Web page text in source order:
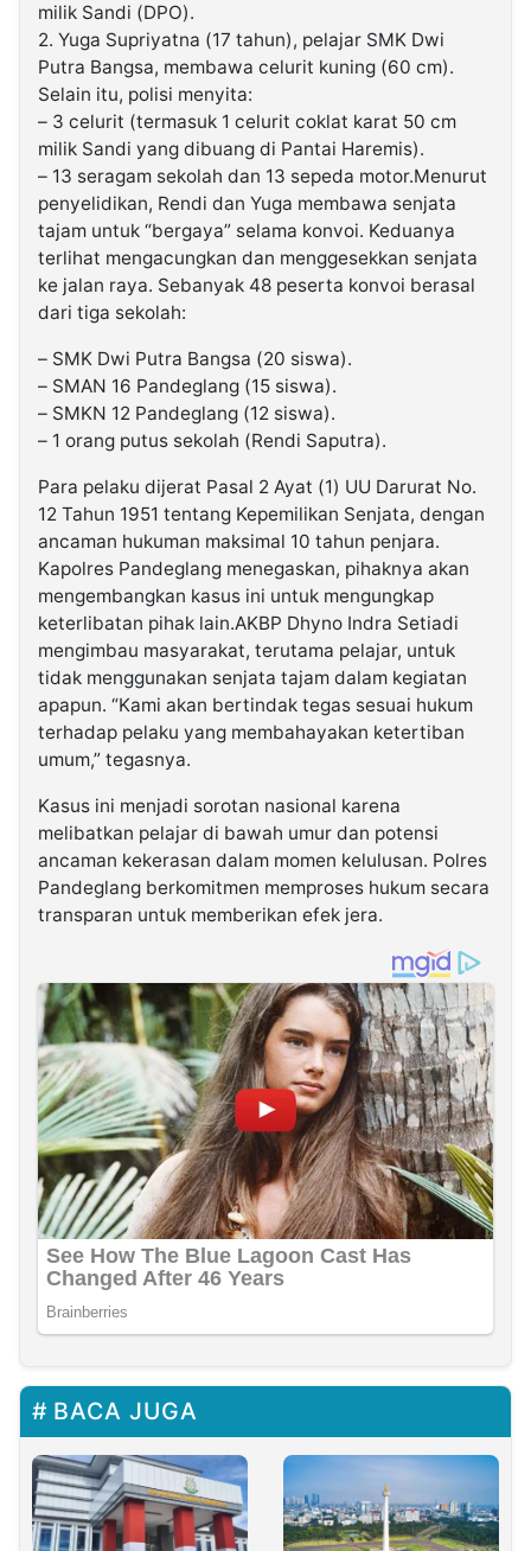
milik Sandi (DPO).
2. Yuga Supriyatna (17 tahun), pelajar SMK Dwi
Putra Bangsa, membawa celurit kuning (60 cm).
Selain itu, polisi menyita:
– 3 celurit (termasuk 1 celurit coklat karat 50 cm
milik Sandi yang dibuang di Pantai Haremis).
– 13 seragam sekolah dan 13 sepeda motor.Menurut
penyelidikan, Rendi dan Yuga membawa senjata
tajam untuk “bergaya” selama konvoi. Keduanya
terlihat mengacungkan dan menggesekkan senjata
ke jalan raya. Sebanyak 48 peserta konvoi berasal
dari tiga sekolah:
– SMK Dwi Putra Bangsa (20 siswa).
– SMAN 16 Pandeglang (15 siswa).
– SMKN 12 Pandeglang (12 siswa).
– 1 orang putus sekolah (Rendi Saputra).
Para pelaku dijerat Pasal 2 Ayat (1) UU Darurat No.
12 Tahun 1951 tentang Kepemilikan Senjata, dengan
ancaman hukuman maksimal 10 tahun penjara.
Kapolres Pandeglang menegaskan, pihaknya akan
mengembangkan kasus ini untuk mengungkap
keterlibatan pihak lain.AKBP Dhyno Indra Setiadi
mengimbau masyarakat, terutama pelajar, untuk
tidak menggunakan senjata tajam dalam kegiatan
apapun. “Kami akan bertindak tegas sesuai hukum
terhadap pelaku yang membahayakan ketertiban
umum,” tegasnya.
Kasus ini menjadi sorotan nasional karena
melibatkan pelajar di bawah umur dan potensi
ancaman kekerasan dalam momen kelulusan. Polres
Pandeglang berkomitmen memproses hukum secara
transparan untuk memberikan efek jera.
BACA JUGA